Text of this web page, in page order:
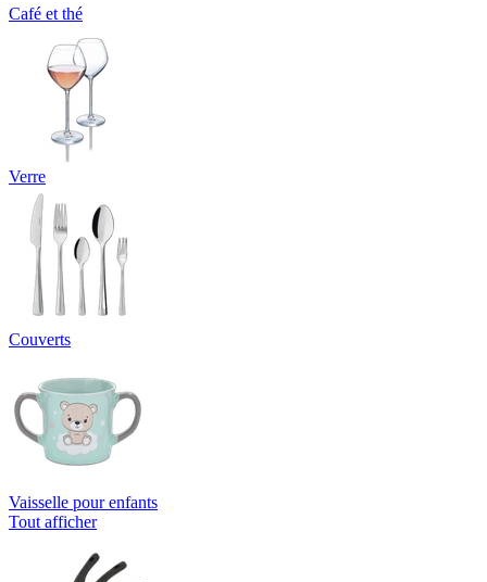
Café et thé
Verre
Couverts
Vaisselle pour enfants
Tout afficher